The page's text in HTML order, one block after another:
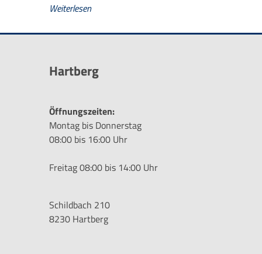
Weiterlesen
Hartberg
Öffnungszeiten:
Montag bis Donnerstag
08:00 bis 16:00 Uhr
Freitag 08:00 bis 14:00 Uhr
Schildbach 210
8230 Hartberg